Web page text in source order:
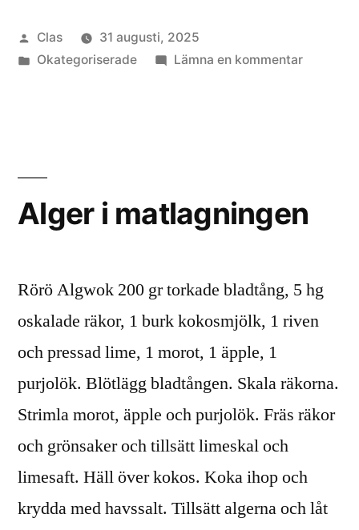
Publicerat
av
Clas
31 augusti, 2025
Publicerat
Okategoriserade Lämna en kommentartill
Alger i matlagningen
Rörö Algwok 200 gr torkade bladtång, 5 hg
oskalade räkor, 1 burk kokosmjölk, 1 riven
och pressad lime, 1 morot, 1 äpple, 1
purjolök. Blötlägg bladtången. Skala räkorna.
Strimla morot, äpple och purjolök. Fräs räkor
och grönsaker och tillsätt limeskal och
limesaft. Häll över kokos. Koka ihop och
krydda med havssalt. Tillsätt algerna och låt